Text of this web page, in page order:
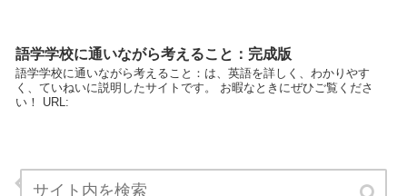
語学学校に通いながら考えること：完成版
語学学校に通いながら考えること：は、英語を詳しく、わかりやす
く、ていねいに説明したサイトです。 お暇なときにぜひご覧くださ
い！ URL:
ダイエットと強いカラダの魔法：完成版